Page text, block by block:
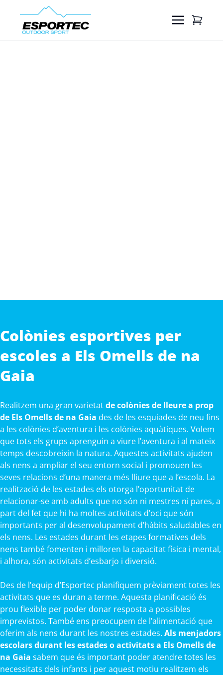
Colònies esportives per
escoles a Els Omells de na
Gaia
Realitzem una gran varietatde colònies de lleure a prop
de Els Omells de na Gaia des de les esquiades de neu fins
a les colònies d’aventura i les colònies aquàtiques. Volem
que tots els grups aprenguin a viure l’aventura i al mateix
temps descobreixin la natura. Aquestes activitats ajuden
als nens a ampliar el seu entorn social i promouen les
seves relacions d’una manera més lliure que a l’escola. La
realització de les estades els otorga l’oportunitat de
relacionar-se amb adults que no són ni mestres ni pares, a
part del fet que hi ha moltes activitats d’oci que són
importants per al desenvolupament d’hàbits saludables en
els nens. Les estades durant les etapes formatives dels
nens també fomenten i milloren la capacitat física i mental,
i alhora, són activitats d’esbarjo i diversió.
Des de l’equip d’Esportec planifiquem prèviament totes les
activitats que es duran a terme. Aquesta planificació és
prou flexible per poder donar resposta a possibles
imprevistos. També ens preocupem de l’alimentació que
oferim als nens durant les nostres estades. Als menjadors
escolars durant les estades o activitats a Els Omells de
na Gaia sabem que és important poder atendre totes les
necessitats dels infants i per aquest motiu realitzem els